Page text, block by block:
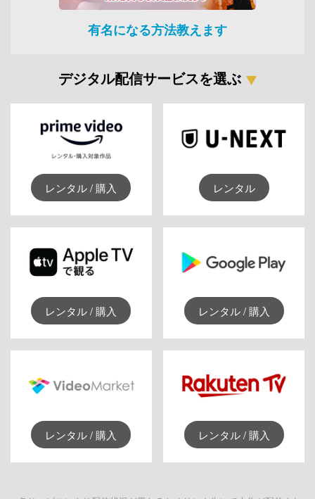
有名になる方法教えます
デジタル配信サービスを選ぶ
レンタル / 購入 レンタル
レンタル / 購入 レンタル / 購入
レンタル / 購入 レンタル / 購入